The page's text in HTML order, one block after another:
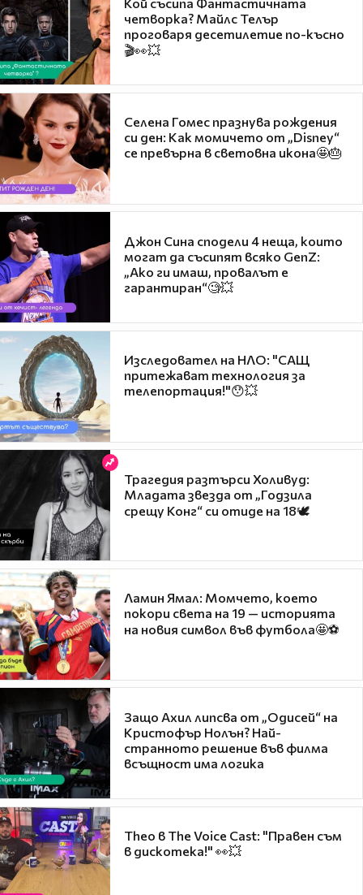
четворка? Майлс Телър
проговаря десетилетие по-късно
🎬👀💥
Селена Гомес празнува рождения
си ден: Как момичето от „Disney“
се превърна в световна икона🤩🎂
Джон Сина сподели 4 неща, които
могат да съсипят всяко GenZ:
„Ако ги имаш, провалът е
гарантиран“🧐💥
Изследовател на НЛО: "САЩ
притежават технология за
телепортация!"😯💥
Трагедия разтърси Холивуд:
Младата звезда от „Годзила
срещу Конг“ си отиде на 18🕊️
Ламин Ямал: Момчето, което
покори света на 19 — историята
на новия символ във футбола🤩⚽
Защо Ахил липсва от „Одисей“ на
Кристофър Нолън? Най-
странното решение във филма
всъщност има логика
Theo в The Voice Cast: "Правен съм
в дискотека!" 👀💥